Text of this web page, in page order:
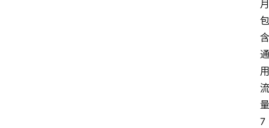
月
包
含
通
用
流
量
7